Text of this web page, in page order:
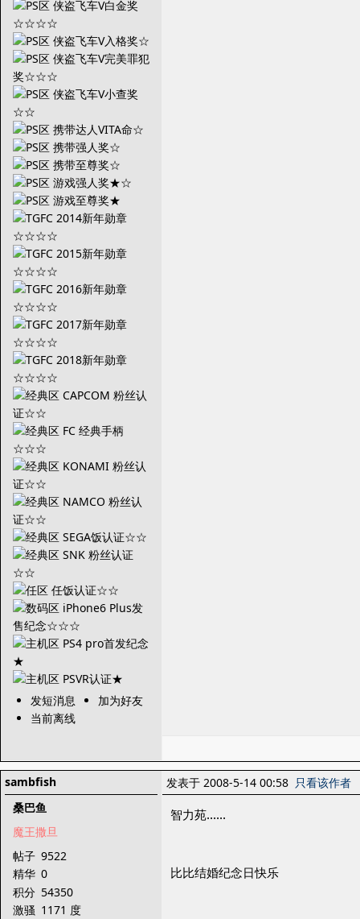
发短消息
加为好友
当前离线
sambfish
桑巴鱼
魔王撒旦
帖子 9522
精华 0
积分 54350
激骚 1171 度
发表于 2008-5-14 00:58 只看该作者
智力苑......
比比结婚纪念日快乐